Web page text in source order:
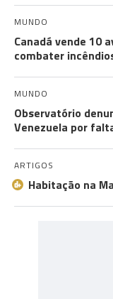
MUNDO
Canadá vende 10
combater
MUNDO
Observatório
Venezuela por
ARTIGOS
Habitação na